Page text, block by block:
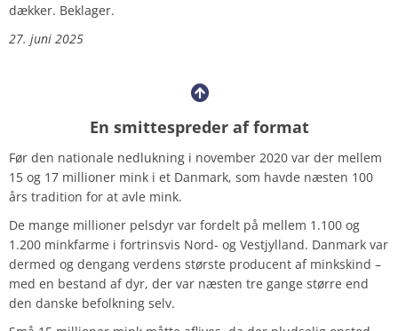
dækker. Beklager.
27. juni 2025
En smittespreder af format
Før den nationale nedlukning i november 2020 var der mellem
15 og 17 millioner mink i et Danmark, som havde næsten 100
års tradition for at avle mink.
De mange millioner pelsdyr var fordelt på mellem 1.100 og
1.200 minkfarme i fortrinsvis Nord- og Vestjylland. Danmark var
dermed og dengang verdens største producent af minkskind –
med en bestand af dyr, der var næsten tre gange større end
den danske befolkning selv.